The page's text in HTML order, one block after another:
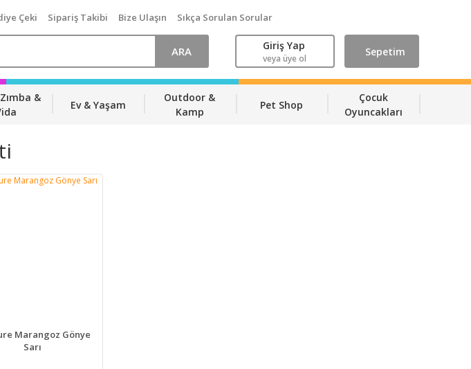
Çeki Sipariş Takibi Bize Ulaşın Sıkça Sorulan Sorular
ARA Giriş Yap
veya üye ol
Sepetim
&
Ev & Yaşam
Outdoor &
Kamp
Pet Shop
Çocuk
Oyuncakları
Marangoz Gönye
Sarı